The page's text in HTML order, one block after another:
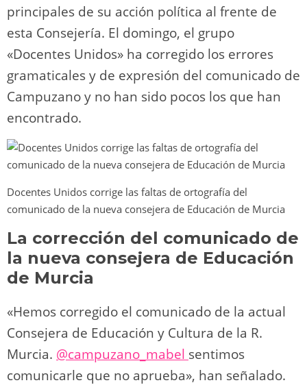
principales de su acción política al frente de
esta Consejería. El domingo, el grupo
«Docentes Unidos» ha corregido los errores
gramaticales y de expresión del comunicado de
Campuzano y no han sido pocos los que han
encontrado.
Docentes Unidos corrige las faltas de ortografía del
comunicado de la nueva consejera de Educación de Murcia
La corrección del comunicado de
la nueva consejera de Educación
de Murcia
«Hemos corregido el comunicado de la actual
Consejera de Educación y Cultura de la R.
Murcia. @campuzano_mabel sentimos
comunicarle que no aprueba», han señalado.